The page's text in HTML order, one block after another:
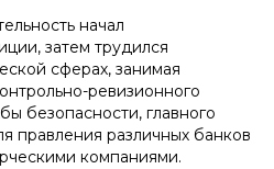
начал
затем трудился
сферах, занимая
ревизионного
безопасности, главного
правления различных банков
компаниями.